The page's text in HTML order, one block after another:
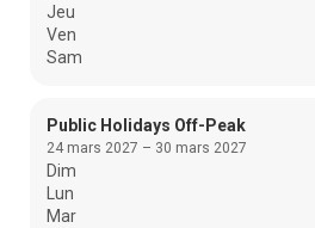
Jeu
Ven
Sam
Public Holidays Off-Peak
24 mars 2027 – 30 mars 2027
Dim
Lun
Mar